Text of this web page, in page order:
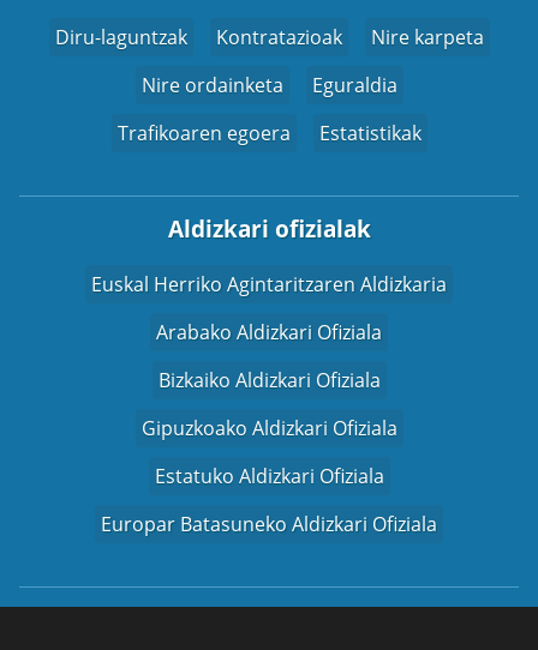
Diru-laguntzak Kontratazioak
Nire karpeta
Nire ordainketa
Eguraldia
Trafikoaren egoera
Estatistikak
Aldizkari ofizialak
Euskal Herriko Agintaritzaren Aldizkaria
Arabako Aldizkari Ofiziala
Bizkaiko Aldizkari Ofiziala
Gipuzkoako Aldizkari Ofiziala
Estatuko Aldizkari Ofiziala
Europar Batasuneko Aldizkari Ofiziala